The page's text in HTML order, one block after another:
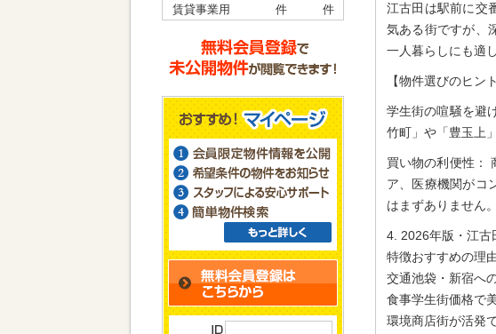
江古田は駅前に交
気ある街ですが、
一人暮らしにも適
【物件選びのヒント
学生街の喧騒を避
竹町」や「豊玉上
買い物の利便性：
ア、医療機関がコ
はまずありません。
4. 2026年版・江古
特徴おすすめの理
交通池袋・新宿へ
食事学生街価格で
環境商店街が活発
賃貸事業用
件 件